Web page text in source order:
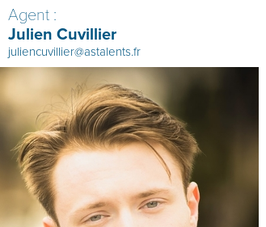
Agent :
Julien Cuvillier
juliencuvillier@astalents.fr